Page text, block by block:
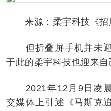
来源：柔宇科技《招
但折叠屏手机并未迎
于此的柔宇科技也迎来自
2021年12月9日凌晨
交媒体上引述《马斯克